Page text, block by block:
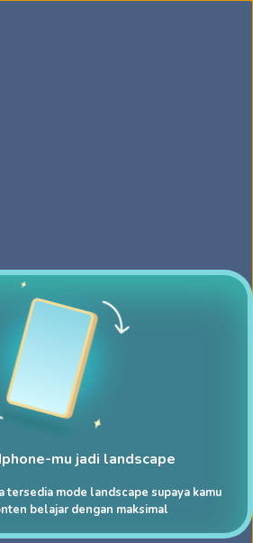
mu jadi landscape
tersedia mode landscape supaya kamu
belajar dengan maksimal